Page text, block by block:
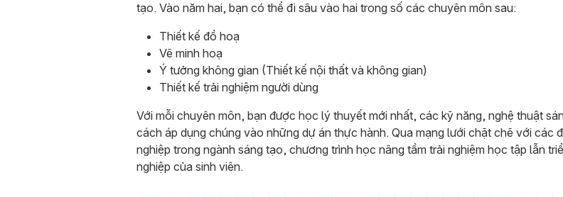
tạo. Vào năm hai, bạn có thể đi sâu vào hai trong số các chuyên môn sau:
Thiết kế đồ hoạ
Vẽ minh hoạ
Ý tưởng không gian (Thiết kế nội thất và không gian)
Thiết kế trải nghiệm người dùng
Với mỗi chuyên môn, bạn được học lý thuyết mới nhất, các kỹ năng, nghệ thuật
cách áp dụng chúng vào những dự án thực hành. Qua mạng lưới chặt chẽ với các
nghiệp trong ngành sáng tạo, chương trình học nâng tầm trải nghiệm học tập lẫn
nghiệp của sinh viên.